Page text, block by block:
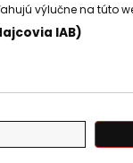
istý
20 000
bodov,“
výlučne na túto
IAB)